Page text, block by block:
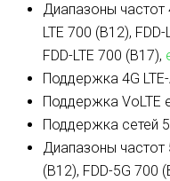
Диапазоны частот
LTE 700 (B12),
FDD-LTE 700 (B17),
Поддержка 4G
Поддержка VoLTE
Поддержка сетей
Диапазоны частот
(B12), FDD-5G 700